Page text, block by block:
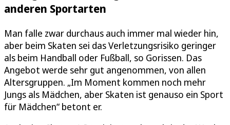
anderen Sportarten
Man falle zwar durchaus auch immer mal wieder hin,
aber beim Skaten sei das Verletzungsrisiko geringer
als beim Handball oder Fußball, so Gorissen. Das
Angebot werde sehr gut angenommen, von allen
Altersgruppen. „Im Moment kommen noch mehr
Jungs als Mädchen, aber Skaten ist genauso ein Sport
für Mädchen“ betont er.